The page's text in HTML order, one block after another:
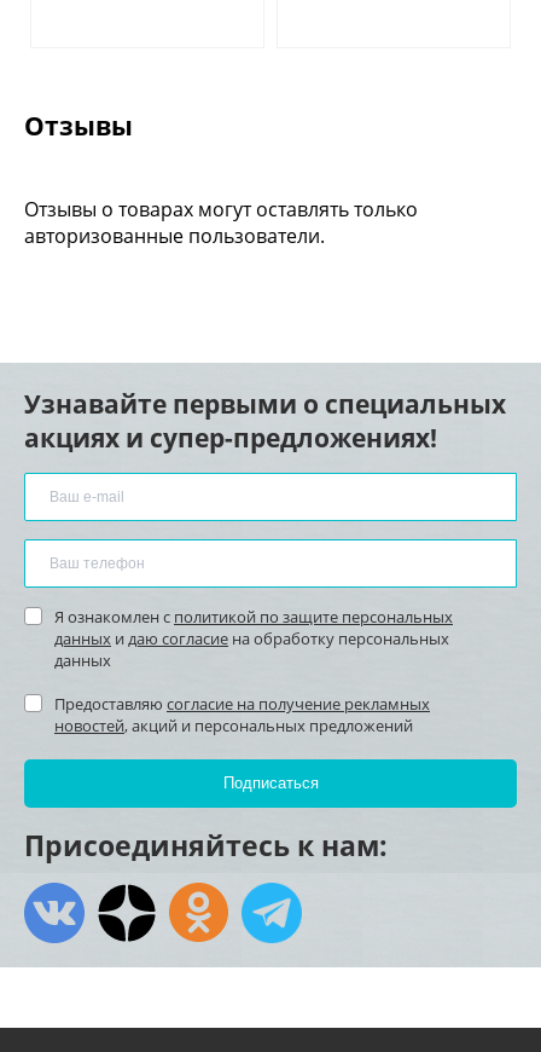
Отзывы
Отзывы о товарах могут оставлять только
авторизованные пользователи.
Узнавайте первыми о специальных
акциях и супер-предложениях!
Я ознакомлен с политикой по защите персональных
данных и даю согласие на обработку персональных
данных
Предоставляю согласие на получение рекламных
новостей, акций и персональных предложений
Присоединяйтесь к нам: